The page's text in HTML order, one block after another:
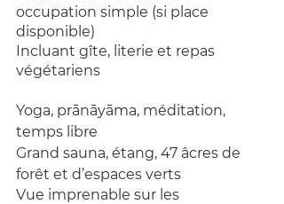
occupation simple (si place
disponible)
Incluant gîte, literie et repas
végétariens
Yoga, prānāyāma, méditation,
temps libre
Grand sauna, étang, 47 âcres de
forêt et d’espaces verts
Vue imprenable sur les